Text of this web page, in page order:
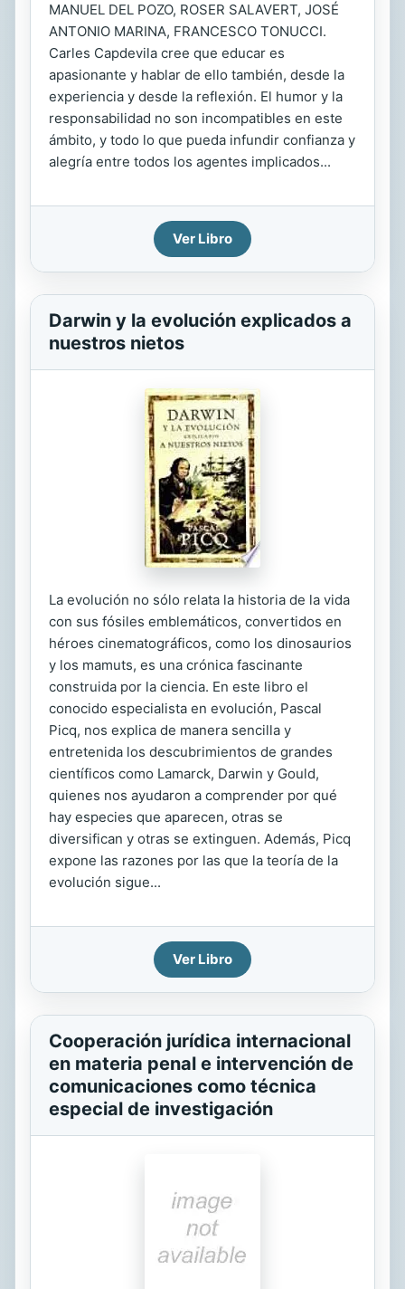
MANUEL DEL POZO, ROSER SALAVERT, JOSÉ
ANTONIO MARINA, FRANCESCO TONUCCI.
Carles Capdevila cree que educar es
apasionante y hablar de ello también, desde la
experiencia y desde la reflexión. El humor y la
responsabilidad no son incompatibles en este
ámbito, y todo lo que pueda infundir confianza y
alegría entre todos los agentes implicados...
Ver Libro
Darwin y la evolución explicados a
nuestros nietos
La evolución no sólo relata la historia de la vida
con sus fósiles emblemáticos, convertidos en
héroes cinematográficos, como los dinosaurios
y los mamuts, es una crónica fascinante
construida por la ciencia. En este libro el
conocido especialista en evolución, Pascal
Picq, nos explica de manera sencilla y
entretenida los descubrimientos de grandes
científicos como Lamarck, Darwin y Gould,
quienes nos ayudaron a comprender por qué
hay especies que aparecen, otras se
diversifican y otras se extinguen. Además, Picq
expone las razones por las que la teoría de la
evolución sigue...
Ver Libro
Cooperación jurídica internacional
en materia penal e intervención de
comunicaciones como técnica
especial de investigación